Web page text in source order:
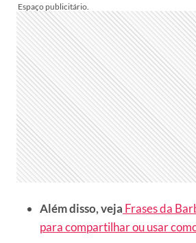
Além disso, veja Frases da
para compartilhar ou usar